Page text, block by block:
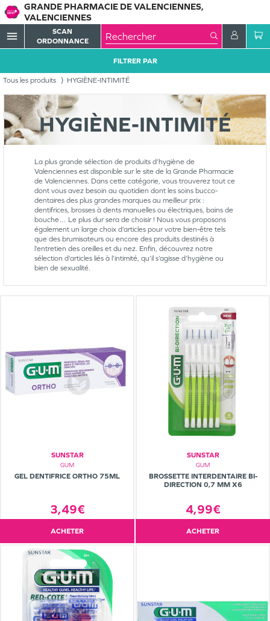
GRANDE PHARMACIE DE VALENCIENNES,
VALENCIENNES
menu
SCAN
ORDONNANCE
Tous les produits HYGIÈNE-INTIMITÉ
FILTRER PAR
HYGIÈNE-INTIMITÉ
La plus grande sélection de produits d’hygiène de
Valenciennes est disponible sur le site de la Grande Pharmacie
de Valenciennes. Dans cette catégorie, vous trouverez tout ce
dont vous avez besoin au quotidien dont les soins bucco-
dentaires des plus grandes marques au meilleur prix :
dentifrices, brosses à dents manuelles ou électriques, bains de
bouche… Le plus dur sera de choisir ! Nous vous proposons
également un large choix d’articles pour votre bien-être tels
que des brumisateurs ou encore des produits destinés à
l’entretien des oreilles et du nez. Enfin, découvrez notre
sélection d’articles liés à l’intimité, qu’il s’agisse d’hygiène ou
bien de sexualité.
SUNSTAR
GUM
GEL DENTIFRICE ORTHO 75ML
3,49€
ACHETER
SUNSTAR
GUM
BROSSETTE INTERDENTAIRE BI-
DIRECTION 0,7 MM X6
4,99€
ACHETER